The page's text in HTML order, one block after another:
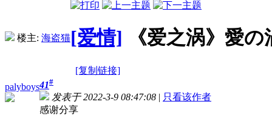
楼主: 海盗猫[爱情] 《爱之涡》愛
[复制链接]
palyboys41#
发表于 2022-3-9 08:47:08 | 只看该作者
感谢分享